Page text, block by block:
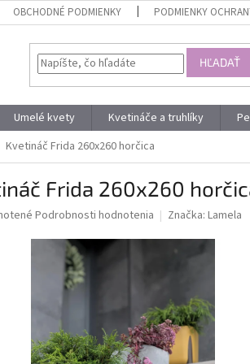
OBCHODNÉ PODMIENKY PODMIENKY
HĽADAŤ
Umelé kvety Kvetináče a truhlíky
Kvetináč Frida 260x260 horčica
Frida 260x260
Podrobnosti hodnotenia Značka: Lamela